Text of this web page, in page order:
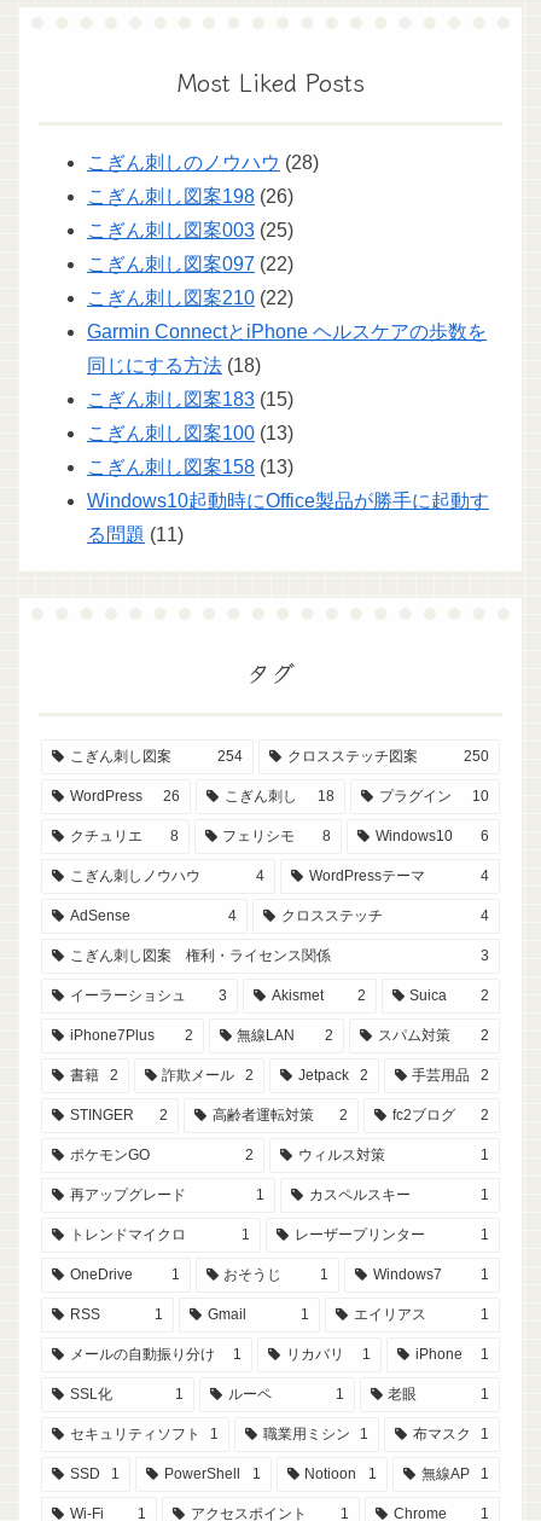
Most Liked Posts
こぎん刺しのノウハウ (28)
こぎん刺し図案198 (26)
こぎん刺し図案003 (25)
こぎん刺し図案097 (22)
こぎん刺し図案210 (22)
Garmin ConnectとiPhone ヘルスケアの歩数を
同じにする方法 (18)
こぎん刺し図案183 (15)
こぎん刺し図案100 (13)
こぎん刺し図案158 (13)
Windows10起動時にOffice製品が勝手に起動す
る問題 (11)
タグ
こぎん刺し図案 254 クロスステッチ図案 250
WordPress 26 こぎん刺し 18 プラグイン 10
クチュリエ 8 フェリシモ 8 Windows10 6
こぎん刺しノウハウ 4 WordPressテーマ 4
AdSense 4 クロスステッチ 4
こぎん刺し図案 権利・ライセンス関係 3
イーラーショシュ 3 Akismet 2 Suica 2
iPhone7Plus 2 無線LAN 2 スパム対策 2
書籍 2 詐欺メール 2 Jetpack 2 手芸用品 2
STINGER 2 高齢者運転対策 2 fc2ブログ 2
ポケモンGO 2 ウィルス対策 1
再アップグレード 1 カスペルスキー 1
トレンドマイクロ 1 レーザープリンター 1
OneDrive 1 おそうじ 1 Windows7 1
RSS 1 Gmail 1 エイリアス 1
メールの自動振り分け 1 リカバリ 1 iPhone 1
SSL化 1 ルーペ 1 老眼 1
セキュリティソフト 1 職業用ミシン 1 布マスク 1
SSD 1 PowerShell 1 Notioon 1 無線AP 1
Wi-Fi 1 アクセスポイント 1 Chrome 1